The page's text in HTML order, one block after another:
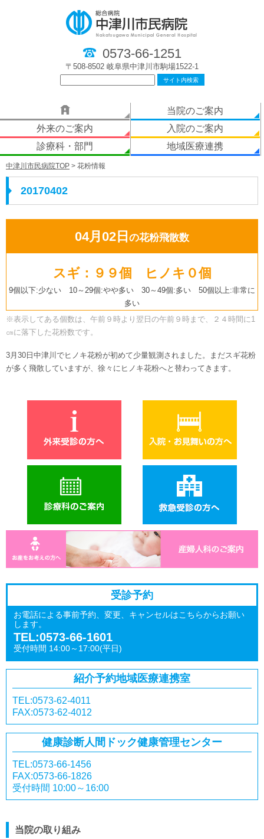
0573-66-1251
〒508-8502 岐阜県中津川市駒場1522-1
当院のご案内
外来のご案内
入院のご案内
診療科・部門
地域医療連携
中津川市民病院TOP > 花粉情報
20170402
04月02日 の花粉飛散数
スギ：９９個 ヒノキ０個
9個以下:少ない 10～29個:やや多い 30～49個:多い 50個以上:非常に
多い
※表示してある個数は、午前９時より翌日の午前９時まで、２４時間に1
㎝に落下した花粉数です。
3月30日中津川でヒノキ花粉が初めて少量観測されました。まだスギ花粉
が多く飛散していますが、徐々にヒノキ花粉へと替わってきます。
受診予約
お電話による事前予約、変更、キャンセルはこちらからお願い
します。
TEL:0573-66-1601
受付時間 14:00～17:00(平日)
紹介予約地域医療連携室
TEL:0573-62-4011
FAX:0573-62-4012
健康診断人間ドック健康管理センター
TEL:0573-66-1456
FAX:0573-66-1826
受付時間 10:00～16:00
当院の取り組み